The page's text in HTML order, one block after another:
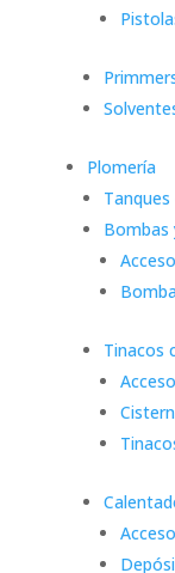
Plomería
Bombas
Tinacos